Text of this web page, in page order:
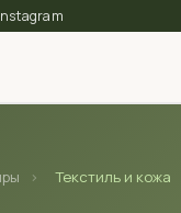
› Текстиль и кожа